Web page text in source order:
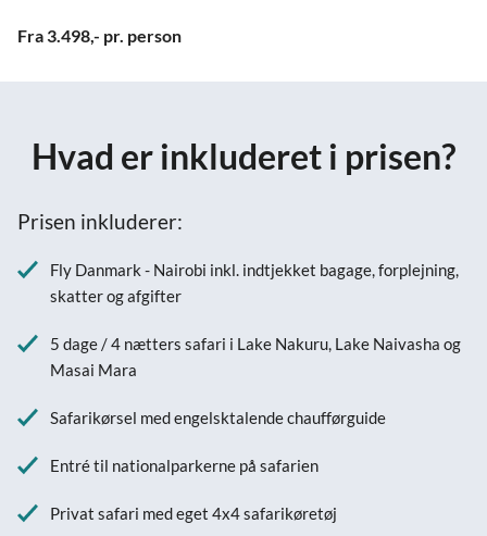
Fra 3.498,- pr. person
Hvad er inkluderet i prisen?
Prisen inkluderer:
Fly Danmark - Nairobi inkl. indtjekket bagage, forplejning,
skatter og afgifter
5 dage / 4 nætters safari i Lake Nakuru, Lake Naivasha og
Masai Mara
Safarikørsel med engelsktalende chaufførguide
Entré til nationalparkerne på safarien
Privat safari med eget 4x4 safarikøretøj